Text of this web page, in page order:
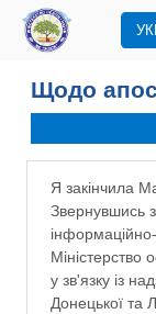
Щодо
Я закінчила
Звернувшись
Міністерство
у зв'язку із
Донецької та